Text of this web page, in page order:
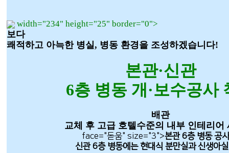
width="234" height="25" border="0">
보다
쾌적하고 아늑한 병실, 병동 환경을 조성하겠습니다!
본관·신관
6층 병동 개·보수공사
배관
교체 후 고급 호텔수준의 내부 인테리어
face="돋움" size="3">본관 6층 병동 공
신관 6층 병동에는 현대식 분만실과 신생아